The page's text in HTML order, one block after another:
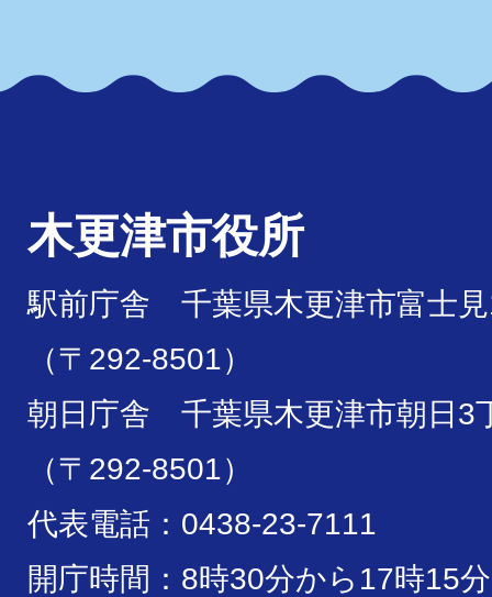
木更津市役所
駅前庁舎 千葉県木更津市富士
（〒292-8501）
朝日庁舎 千葉県木更津市朝日3
（〒292-8501）
代表電話：0438-23-7111
開庁時間：8時30分から17時15